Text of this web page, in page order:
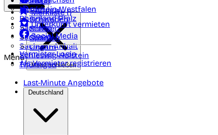
Nordrhein-Westfalen
Rheinland Pfalz
Saarland
Sachsen
Sachsen-Anhalt
Schleswig-Holstein
Thüringen
Portugal
Schweden
Schweiz
Spanien
Ungarn
Merkliste ()
Unterkunft vermieten
Social Media
Vermieter-Login
Als Vermieter registrieren
Menü
Menü schließen
Last-Minute Angebote
Deutschland